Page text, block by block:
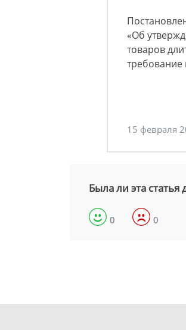
«Об
товаров
требование
15 февраля
Была ли эта статья
0 0